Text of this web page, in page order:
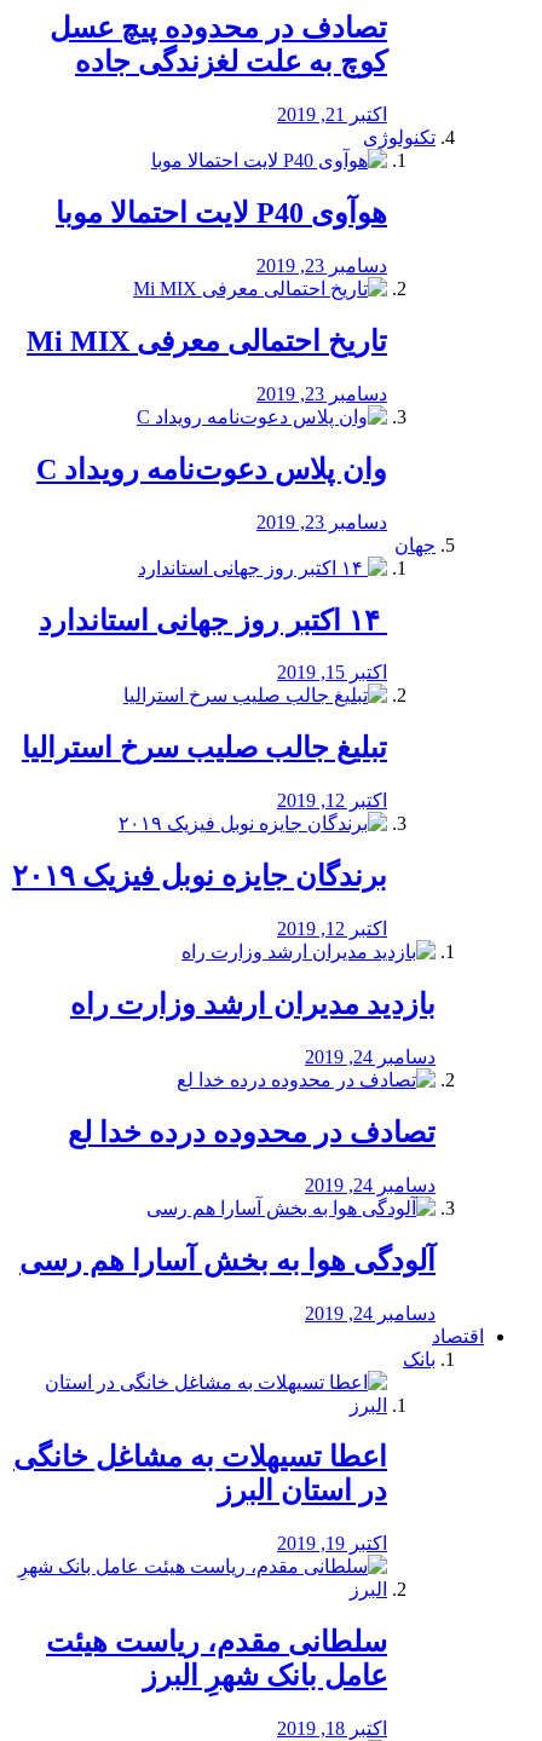
تصادف در محدوده پیچ عسل
کوچ به علت لغزندگی جاده
اکتبر 21, 2019
تکنولوژی
هوآوی P40 لایت احتمالا موبا
دسامبر 23, 2019
تاریخ احتمالی معرفی Mi MIX
دسامبر 23, 2019
وان پلاس دعوت‌نامه رویداد C
دسامبر 23, 2019
جهان
اکتبر 15, 2019
تبلیغ جالب صلیب سرخ استرالیا
اکتبر 12, 2019
برندگان جایزه نوبل فیزیک ۲۰۱۹
اکتبر 12, 2019
بازدید مدیران ارشد وزارت راه
دسامبر 24, 2019
تصادف در محدوده درده خدا لع
دسامبر 24, 2019
آلودگی هوا به بخش آسارا هم رسی
دسامبر 24, 2019
اقتصاد
بانک
️اعطا تسیهلات به مشاغل خانگی
در استان البرز
اکتبر 19, 2019
سلطانی مقدم، ریاست هیئت
عامل بانک شهرِ البرز
اکتبر 18, 2019